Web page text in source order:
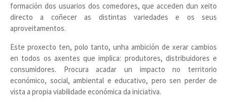
formación dos usuarios dos comedores, que acceden dun xeito
directo a coñecer as distintas variedades e os seus
aproveitamentos.
Este proxecto ten, polo tanto, unha ambición de xerar cambios
en todos os axentes que implica: produtores, distribuidores e
consumidores. Procura acadar un impacto no territorio
económico, social, ambiental e educativo, pero sen perder de
vista a propia viabilidade económica da iniciativa.